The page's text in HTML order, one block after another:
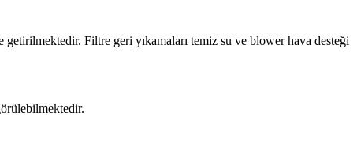
Filtre geri yıkamaları temiz su ve blower hava desteği